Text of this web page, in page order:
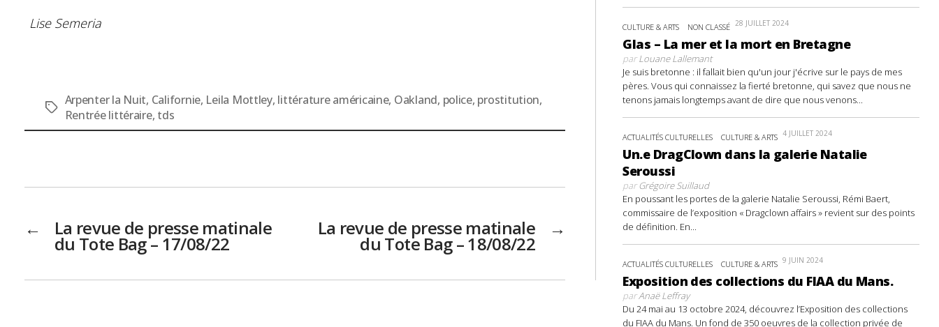
Lise Semeria
Étiquettes
Arpenter la Nuit, Californie, Leila Mottley, littérature américaine, Oakland, police, prostitution,
Rentrée littéraire, tds
← La revue de presse matinale
du Tote Bag – 17/08/22
→
La revue de presse matinale
du Tote Bag – 18/08/22
CULTURE & ARTS NON CLASSÉ 28 JUILLET 2024
Glas – La mer et la mort en Bretagne
parLouane Lallemant
Je suis bretonne : il fallait bien qu'un jour j'écrive sur le pays de mes
pères. Vous qui connaissez la fierté bretonne, qui savez que nous ne
tenons jamais longtemps avant de dire que nous venons...
ACTUALITÉS CULTURELLES CULTURE & ARTS 4 JUILLET 2024
Un.e DragClown dans la galerie Natalie
Seroussi
parGrégoire Suillaud
En poussant les portes de la galerie Natalie Seroussi, Rémi Baert,
commissaire de l’exposition « Dragclown affairs » revient sur des points
de définition. En...
ACTUALITÉS CULTURELLES CULTURE & ARTS 9 JUIN 2024
Exposition des collections du FIAA du Mans.
parAnaë Leffray
Du 24 mai au 13 octobre 2024, découvrez l’Exposition des collections
du FIAA du Mans. Un fond de 350 oeuvres de la collection privée de